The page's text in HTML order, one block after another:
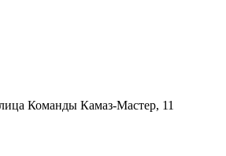
Команды Камаз-Мастер, 11